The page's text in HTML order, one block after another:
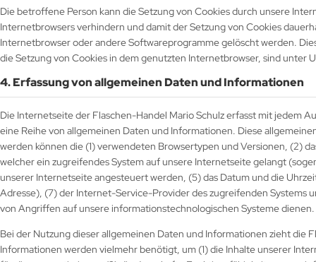
Die betroffene Person kann die Setzung von Cookies durch unsere
Internetbrowsers verhindern und damit der Setzung von Cookies
Internetbrowser oder andere Softwareprogramme gelöscht werden.
die Setzung von Cookies in dem genutzten Internetbrowser, sind
4. Erfassung von allgemeinen Daten und Informationen
Die Internetseite der Flaschen-Handel Mario Schulz erfasst mit jedem
eine Reihe von allgemeinen Daten und Informationen. Diese
werden können die (1) verwendeten Browsertypen und Versionen, (2)
welcher ein zugreifendes System auf unsere Internetseite gelangt
unserer Internetseite angesteuert werden, (5) das Datum und die
Adresse), (7) der Internet-Service-Provider des zugreifenden Systems
von Angriffen auf unsere informationstechnologischen Systeme dienen.
Bei der Nutzung dieser allgemeinen Daten und Informationen zieht die
Informationen werden vielmehr benötigt, um (1) die Inhalte unserer